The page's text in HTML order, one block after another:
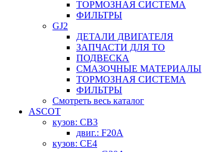
ТОРМОЗНАЯ СИСТЕМА
ФИЛЬТРЫ
GJ2
ДЕТАЛИ ДВИГАТЕЛЯ
ЗАПЧАСТИ ДЛЯ ТО
ПОДВЕСКА
СМАЗОЧНЫЕ МАТЕРИАЛЫ
ТОРМОЗНАЯ СИСТЕМА
ФИЛЬТРЫ
Смотреть весь каталог
ASCOT
кузов: CB3
двиг.: F20A
кузов: CE4